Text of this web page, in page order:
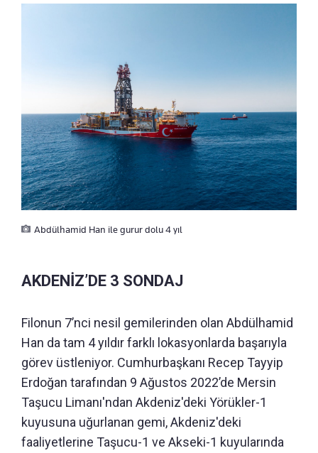
Abdülhamid Han ile gurur dolu 4 yıl
AKDENİZ’DE 3 SONDAJ
Filonun 7’nci nesil gemilerinden olan Abdülhamid
Han da tam 4 yıldır farklı lokasyonlarda başarıyla
görev üstleniyor. Cumhurbaşkanı Recep Tayyip
Erdoğan tarafından 9 Ağustos 2022’de Mersin
Taşucu Limanı'ndan Akdeniz'deki Yörükler-1
kuyusuna uğurlanan gemi, Akdeniz'deki
faaliyetlerine Taşucu-1 ve Akseki-1 kuyularında